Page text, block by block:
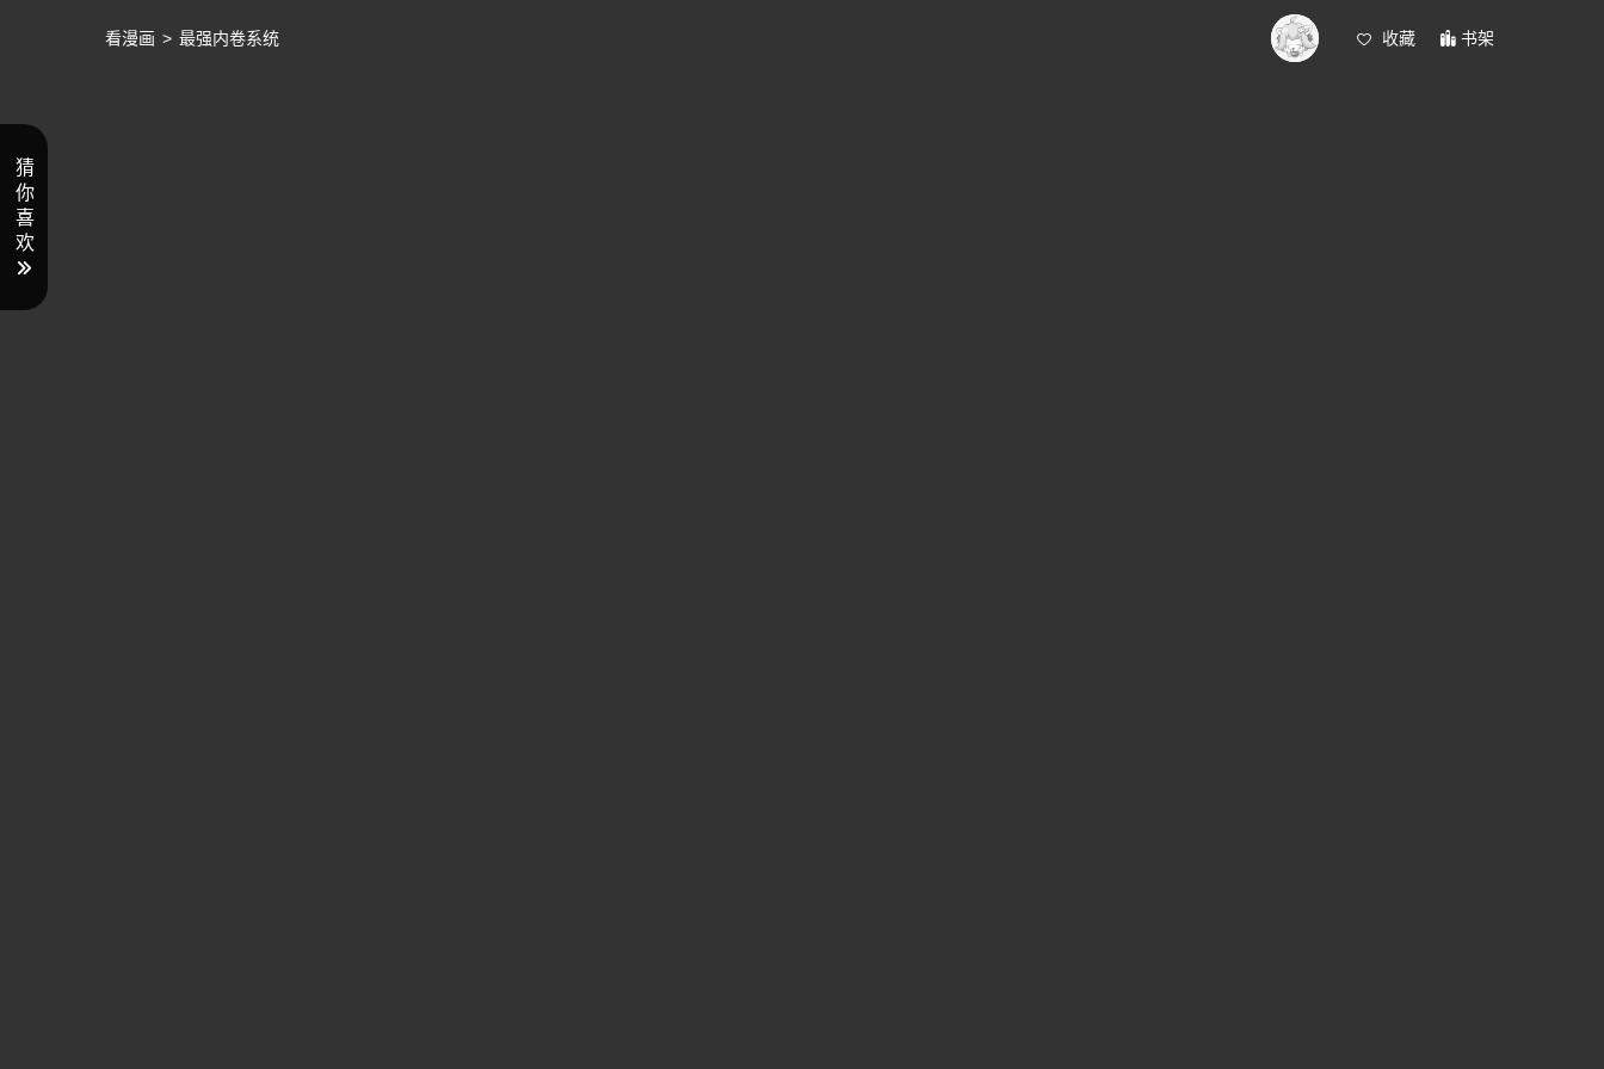
收藏 书架
看漫画 > 最强内卷系统
猜
你
喜
欢